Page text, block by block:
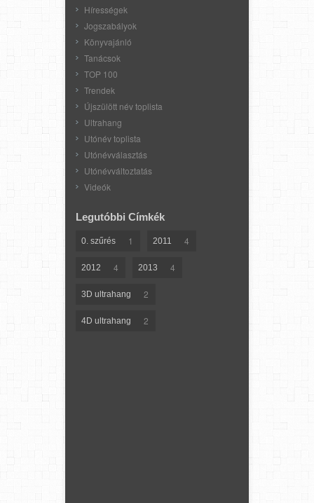
Hírességek
Jogszabályok
Könyvajánló
Tanácsok
TOP 100
Trendek
Újszülött név toplista
Ultrahang
Utónév toplista
Utónévválasztás
Utónévváltoztatás
Videók
Legutóbbi Címkék
0. szűrés 1 2011 4
2012 4 2013 4
3D ultrahang 2
4D ultrahang 2